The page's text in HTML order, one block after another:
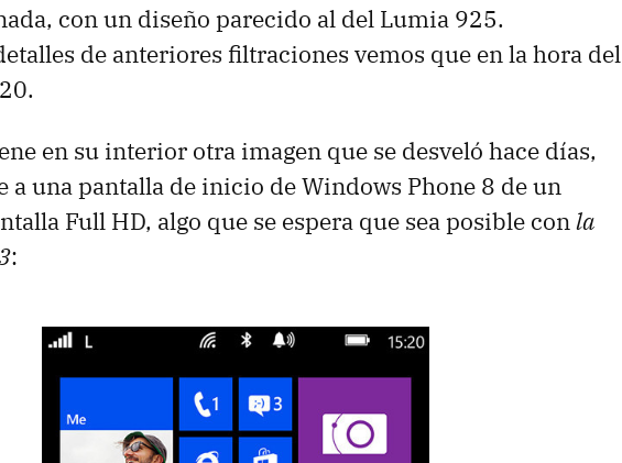
con un diseño parecido al del Lumia 925.
de anteriores filtraciones vemos que en la hora del
en su interior otra imagen que se desveló hace días,
a una pantalla de inicio de Windows Phone 8 de un
Full HD, algo que se espera que sea posible conla
: